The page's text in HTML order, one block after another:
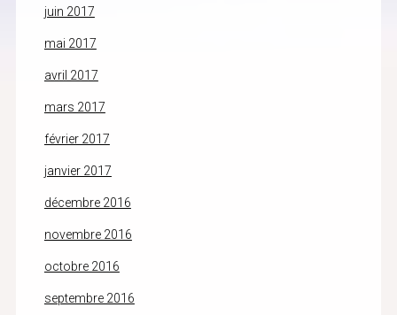
juin 2017
mai 2017
avril 2017
mars 2017
février 2017
janvier 2017
décembre 2016
novembre 2016
octobre 2016
septembre 2016